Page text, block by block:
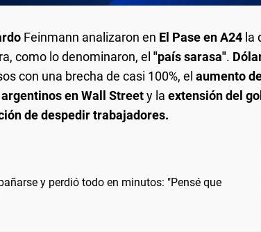
Feinmann analizaron en El Pase en A24 la
como lo denominaron, el "país sarasa".
con una brecha de casi 100%, el aumento
en Wall Streety la extensión del
de despedir trabajadores.
y perdió todo en minutos: "Pensé que